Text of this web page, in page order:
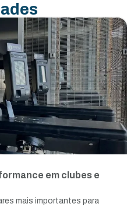
em clubes e
mais importantes para